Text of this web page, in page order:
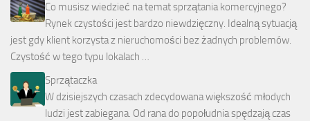
Co musisz wiedzieć na temat sprzątania komercyjnego?
Rynek czystości jest bardzo niewdzięczny. Idealną sytuacją
jest gdy klient korzysta z nieruchomości bez żadnych problemów.
Czystość w tego typu lokalach …
Sprzątaczka
W dzisiejszych czasach zdecydowana większość młodych
ludzi jest zabiegana. Od rana do popołudnia spędzają czas